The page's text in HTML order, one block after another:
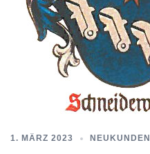
1. MÄRZ 2023 NEUKUNDEN